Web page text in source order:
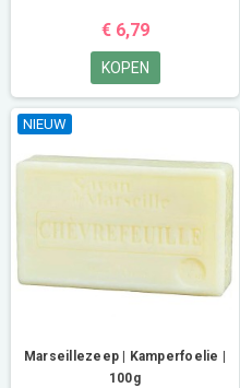
€ 6,79
KOPEN
NIEUW
Marseillezeep | Kamperfoelie |
100g